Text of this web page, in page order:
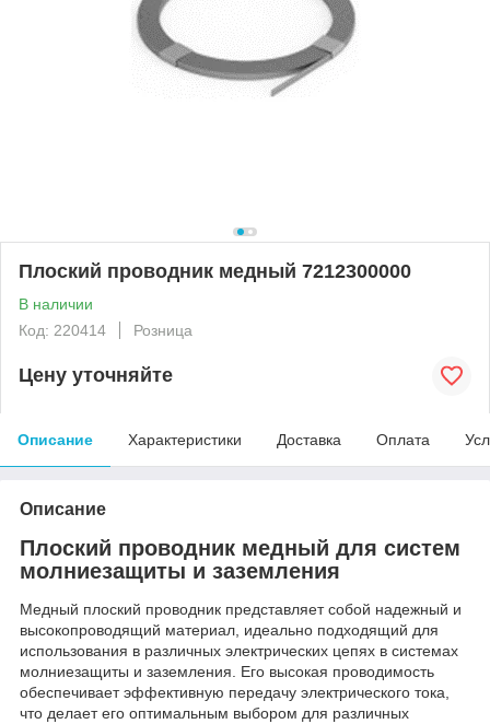
Плоский проводник медный 7212300000
В наличии
Код: 220414
Розница
Цену уточняйте
Описание Характеристики Доставка Оплата
Описание
Плоский проводник медный для систем
молниезащиты и заземления
Медный плоский проводник представляет собой надежный и
высокопроводящий материал, идеально подходящий для
использования в различных электрических цепях в системах
молниезащиты и заземления. Его высокая проводимость
обеспечивает эффективную передачу электрического тока,
что делает его оптимальным выбором для различных